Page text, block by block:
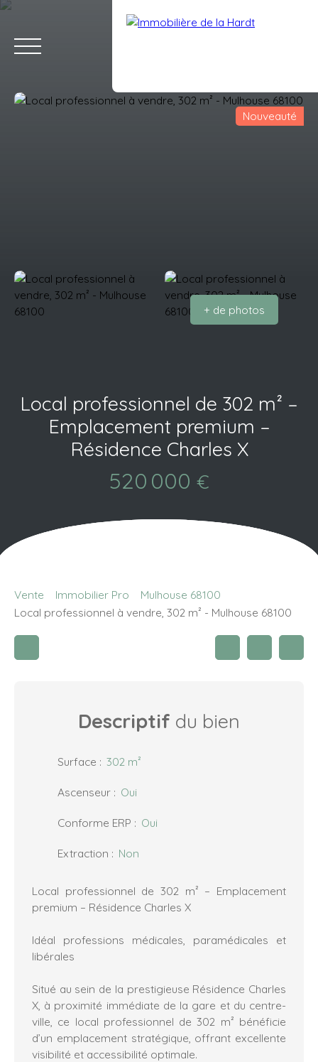
Nouveauté
+ de photos
Local professionnel de 302 m² –
Emplacement premium –
Résidence Charles X
520 000 €
Vente Immobilier Pro
Mulhouse 68100
Local professionnel à vendre, 302 m² - Mulhouse 68100
Descriptif du bien
Surface : 302 m²
Ascenseur : Oui
Conforme ERP : Oui
Extraction : Non
Local professionnel de 302 m² – Emplacement
premium – Résidence Charles X
Idéal professions médicales, paramédicales et
libérales
Situé au sein de la prestigieuse Résidence Charles
X, à proximité immédiate de la gare et du centre-
ville, ce local professionnel de 302 m² bénéficie
d’un emplacement stratégique, offrant excellente
visibilité et accessibilité optimale.